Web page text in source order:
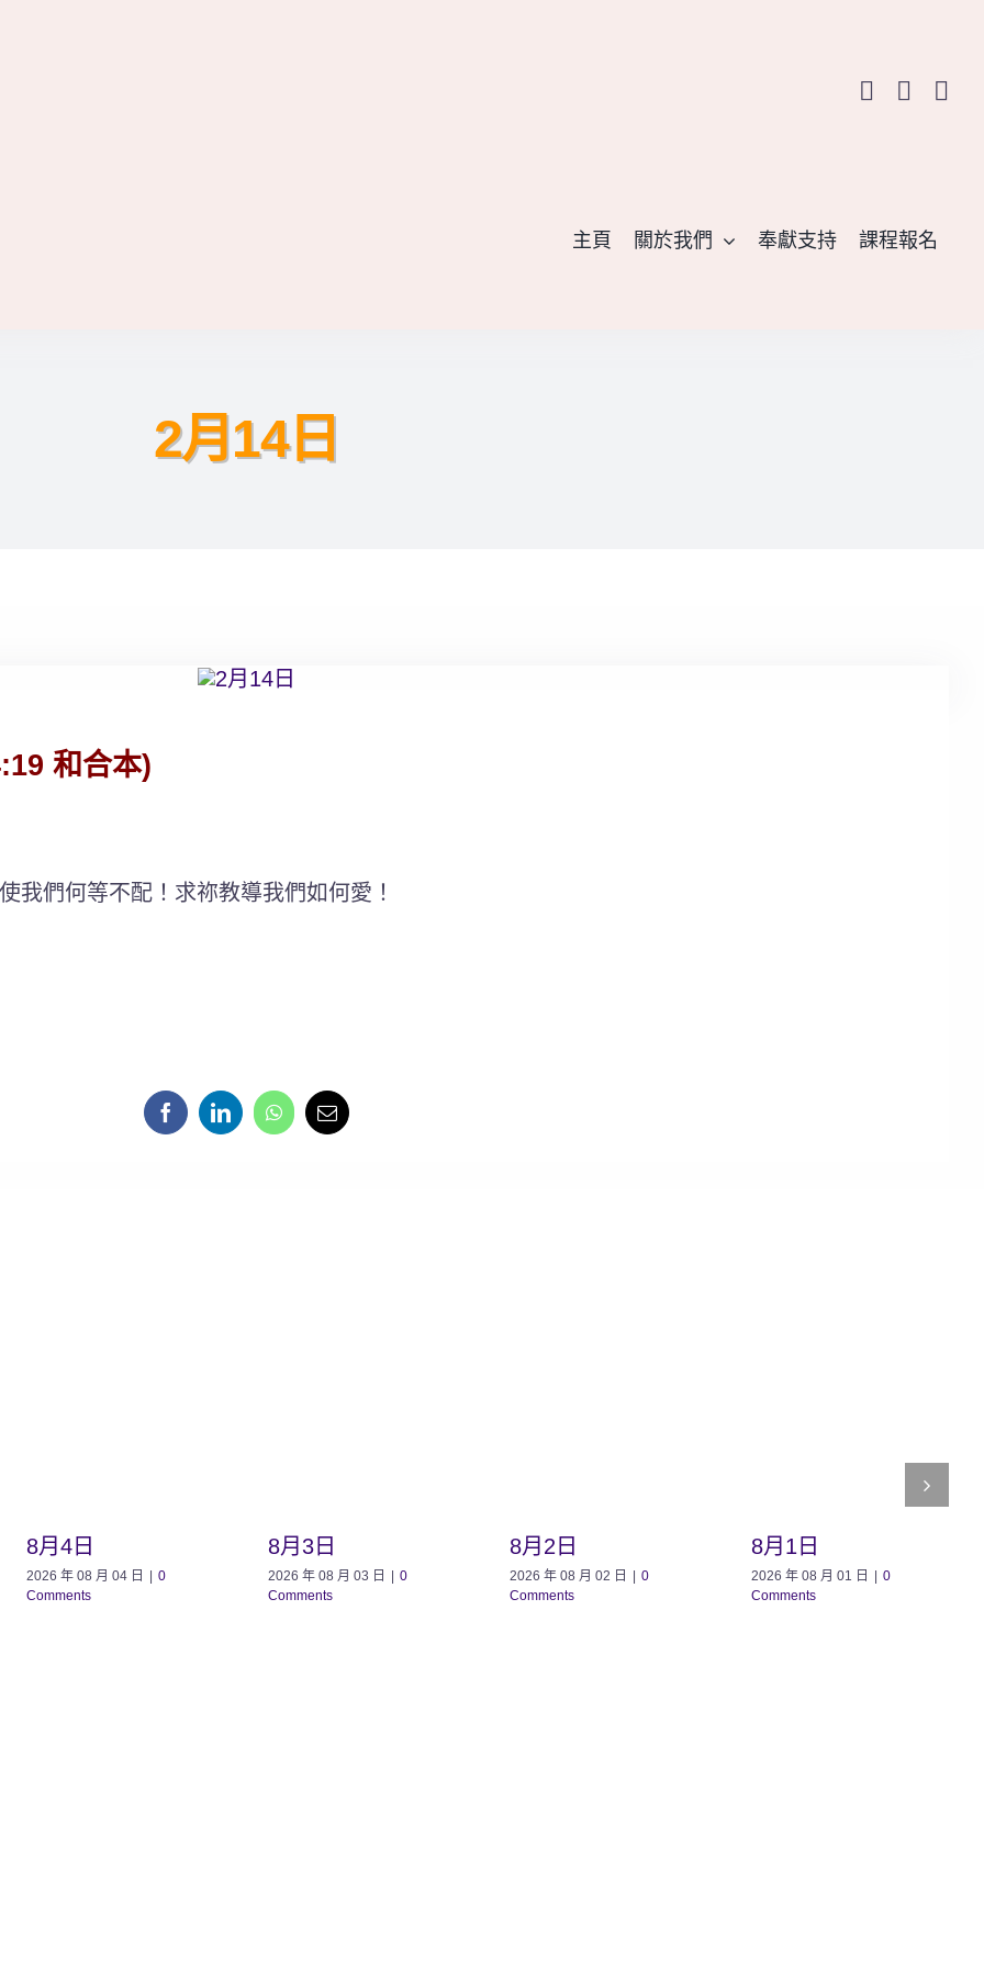
主頁 關於我們 奉獻支持 課程報名
2月14日
和合本)
我們何等不配！求祢教導我們如何愛！
8月4日
2026 年 08 月 04 日
0
Comments
8月3日
2026 年 08 月 03 日
0
Comments
8月2日
2026 年 08 月 02 日
0
Comments
8月1日
2026 年 08 月 01 日
0
Comments